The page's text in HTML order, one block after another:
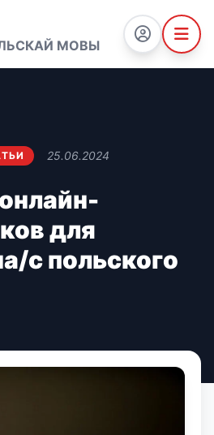
МОВЫ
25.06.2024
для
с польского